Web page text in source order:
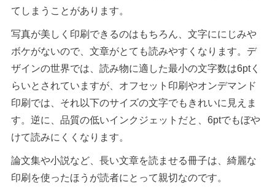
てしまうことがあります。
写真が美しく印刷できるのはもちろん、文字ににじみや
ボケがないので、文章がとても読みやすくなります。デ
ザインの世界では、読み物に適した最小の文字数は6ptく
らいとされていますが、オフセット印刷やオンデマンド
印刷では、それ以下のサイズの文字でもきれいに見えま
す。逆に、品質の低いインクジェットだと、6ptでもぼや
けて読みにくくなります。
論文集や小説など、長い文章を読ませる冊子は、綺麗な
印刷を使ったほうが読者にとって親切なのです。